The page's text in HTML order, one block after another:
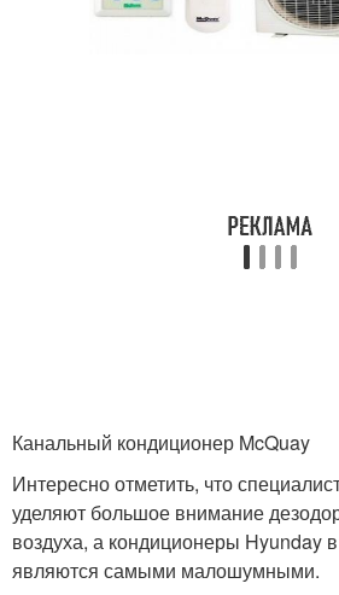
Канальный кондиционер McQuay
Интересно отметить, что
уделяют большое внимание
воздуха, а кондиционеры Hyunday
являются самыми малошумными.